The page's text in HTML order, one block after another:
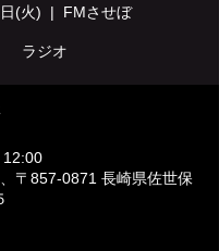
(火)
  |
FMさせぼ
ラジオ
12:00
〒857-0871 長崎県佐世保